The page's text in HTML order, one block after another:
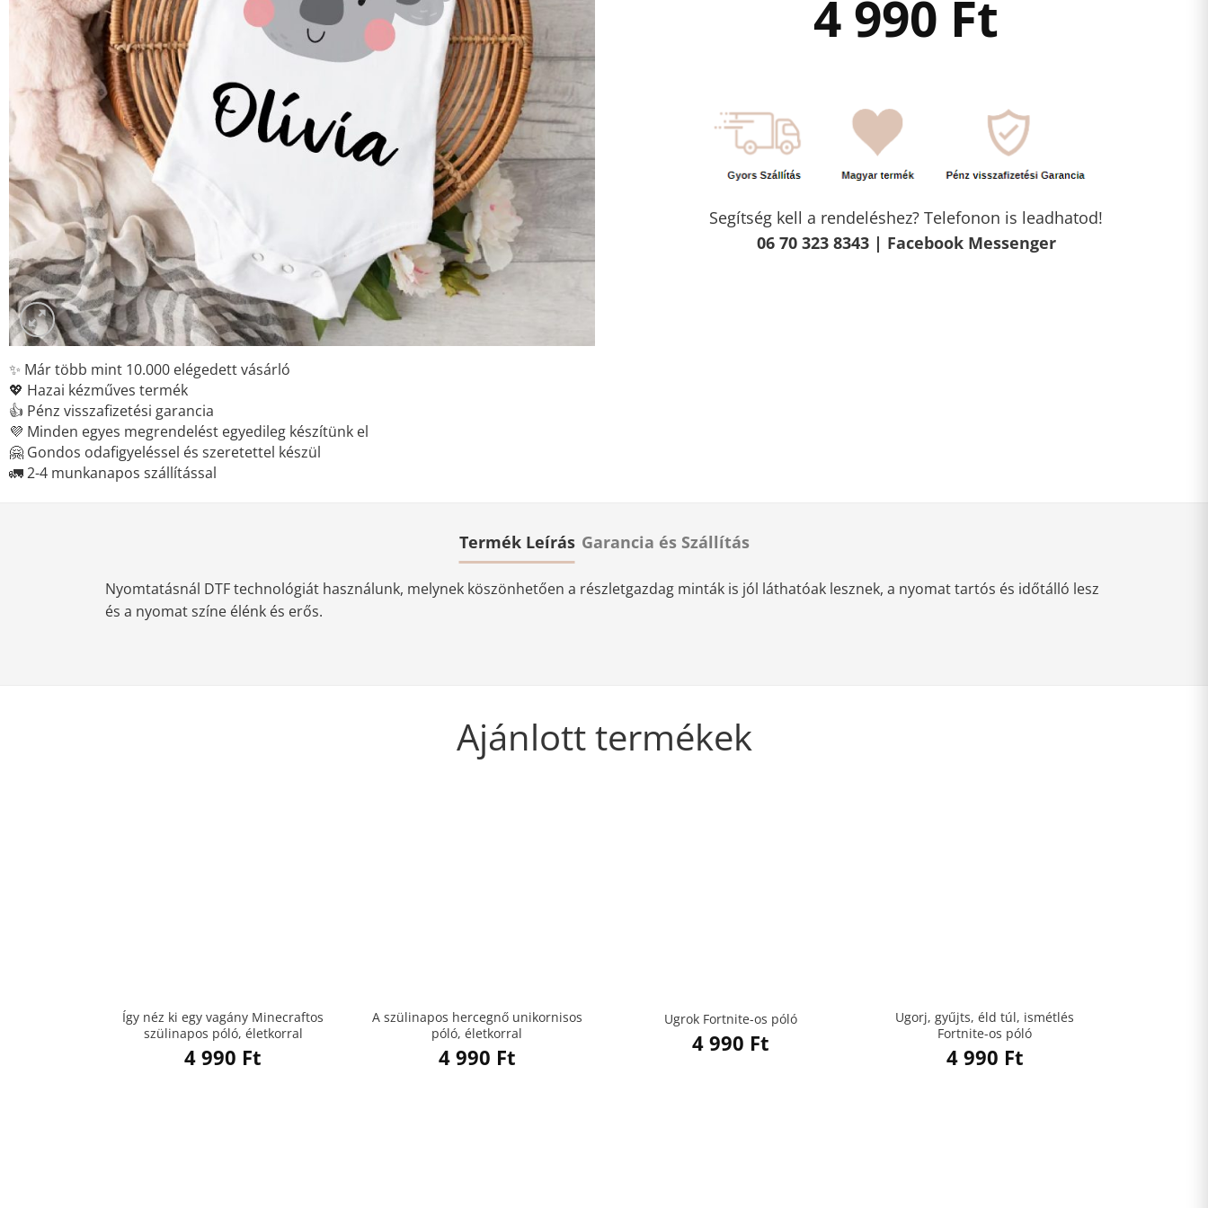
✨ Már több mint 10.000 elégedett vásárló
💖 Hazai kézműves termék
👍 Pénz visszafizetési garancia
💜 Minden egyes megrendelést egyedileg készítünk el
🤗 Gondos odafigyeléssel és szeretettel készül
🚛 2-4 munkanapos szállítással
4 990 Ft
Segítség kell a rendeléshez? Telefonon is leadhatod!
06 70 323 8343 | Facebook Messenger
Termék Leírás Garancia és Szállítás
Nyomtatásnál DTF technológiát használunk, melynek köszönhetően a részletgazdag minták is jól láthatóak lesznek, a nyomat tartós és időtálló lesz
és a nyomat színe élénk és erős.
Ajánlott termékek
Így néz ki egy vagány Minecraftos
szülinapos póló, életkorral
4 990 Ft
A szülinapos hercegnő unikornisos
póló, életkorral
4 990 Ft
Ugrok Fortnite-os póló
4 990 Ft
Ugorj, gyűjts, éld túl, ismétlés
Fortnite-os póló
4 990 Ft